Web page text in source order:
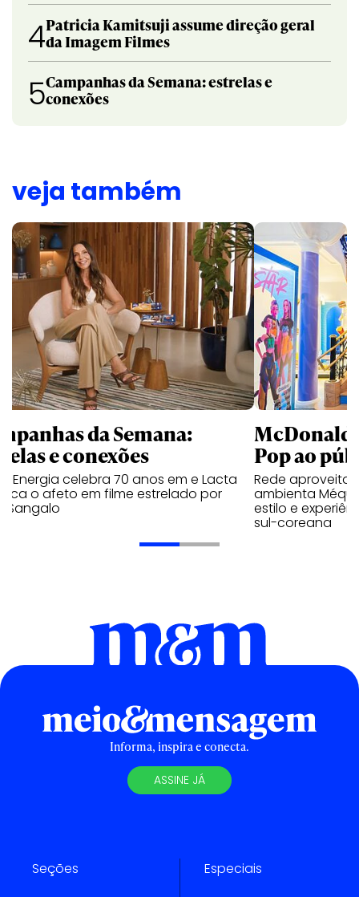
4Patricia Kamitsuji assume direção geral
da Imagem Filmes
5Campanhas da Semana: estrelas e
conexões
veja também
da Semana:
e conexões
Energia celebra 70 anos em e Lacta
o afeto em filme estrelado por
Sangalo
Pop ao
Rede aproveita
ambienta Méqui
estilo e
sul-coreana
Informa, inspira e conecta.
ASSINE JÁ
Seções Especiais